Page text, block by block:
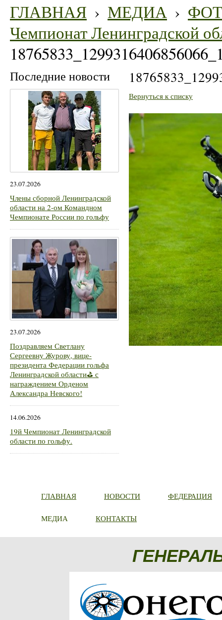
ГЛАВНАЯ › МЕДИА ›
Чемпионат Ленинградской
Последние новости
23.07.2026
Члены сборной Ленинградской
области на 2-ом Командном
Чемпионате России по гольфу
23.07.2026
Поздравляем Светлану
Сергеевну Журову, вице-
президента Федерации гольфа
Ленинградской области⛳ с
награждением Орденом
Александра Невского!
14.06.2026
19й Чемпионат Ленинградской
области по гольфу.
Вернуться к списку
ГЛАВНАЯ НОВОСТИ ФЕДЕРАЦИЯ
МЕДИА КОНТАКТЫ